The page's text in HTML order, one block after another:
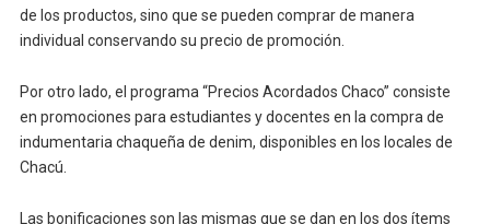
de los productos, sino que se pueden comprar de manera
individual conservando su precio de promoción.
Por otro lado, el programa “Precios Acordados Chaco” consiste
en promociones para estudiantes y docentes en la compra de
indumentaria chaqueña de denim, disponibles en los locales de
Chacú.
Las bonificaciones son las mismas que se dan en los dos ítems